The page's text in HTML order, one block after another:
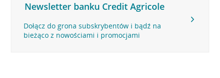
Newsletter banku Credit Agricole
Dołącz do grona subskrybentów i bądź na
bieżąco z nowościami i promocjami